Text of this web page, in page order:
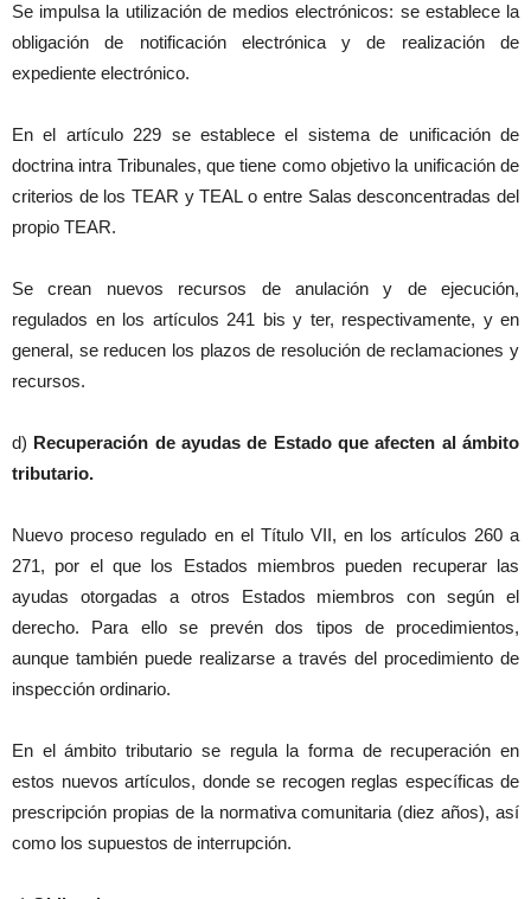
Se impulsa la utilización de medios electrónicos: se establece la
obligación de notificación electrónica y de realización de
expediente electrónico.
En el artículo 229 se establece el sistema de unificación de
doctrina intra Tribunales, que tiene como objetivo la unificación de
criterios de los TEAR y TEAL o entre Salas desconcentradas del
propio TEAR.
Se crean nuevos recursos de anulación y de ejecución,
regulados en los artículos 241 bis y ter, respectivamente, y en
general, se reducen los plazos de resolución de reclamaciones y
recursos.
d) Recuperación de ayudas de Estado que afecten al ámbito
tributario.
Nuevo proceso regulado en el Título VII, en los artículos 260 a
271, por el que los Estados miembros pueden recuperar las
ayudas otorgadas a otros Estados miembros con según el
derecho. Para ello se prevén dos tipos de procedimientos,
aunque también puede realizarse a través del procedimiento de
inspección ordinario.
En el ámbito tributario se regula la forma de recuperación en
estos nuevos artículos, donde se recogen reglas específicas de
prescripción propias de la normativa comunitaria (diez años), así
como los supuestos de interrupción.